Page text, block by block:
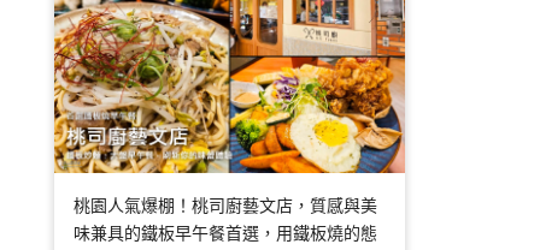
桃園人氣爆棚！桃司廚藝文店，質感與美
味兼具的鐵板早午餐首選，用鐵板燒的態